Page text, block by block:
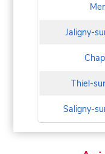
Jaligny-
Thiel-
Saligny-